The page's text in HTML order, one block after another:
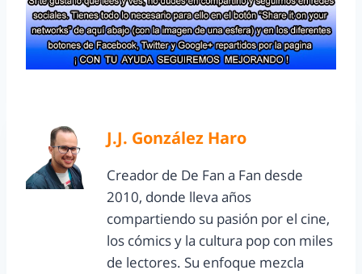
J.J. González Haro
Creador de De Fan a Fan desde
2010, donde lleva años
compartiendo su pasión por el cine,
los cómics y la cultura pop con miles
de lectores. Su enfoque mezcla